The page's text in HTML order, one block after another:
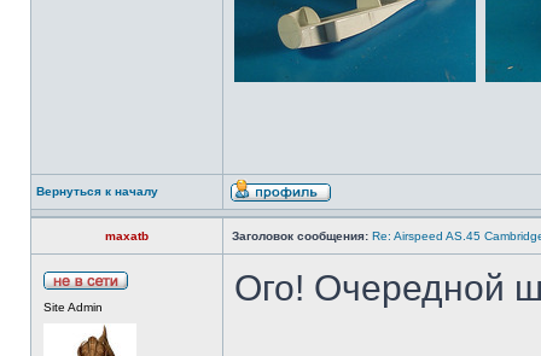
Вернуться к началу
maxatb Заголовок сообщения: Re: Airspeed AS.45
Site Admin Ого! Очередной